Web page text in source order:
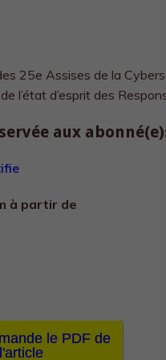
25e Assises de la
l’état d’esprit des
aux
à partir de
le PDF de
l'article